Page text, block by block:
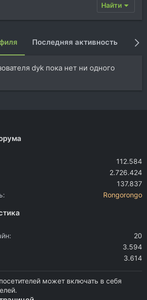
Найти
Последняя активность
dyk пока нет ни одного
112.584
2.726.424
137.837
Rongorongo
20
3.594
3.614
может включать в себя